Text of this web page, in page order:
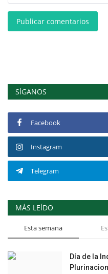
Publicar comentarios
SÍGANOS
Facebook
Instagram
Telegram
MÁS LEÍDO
Esta semana
Día de la